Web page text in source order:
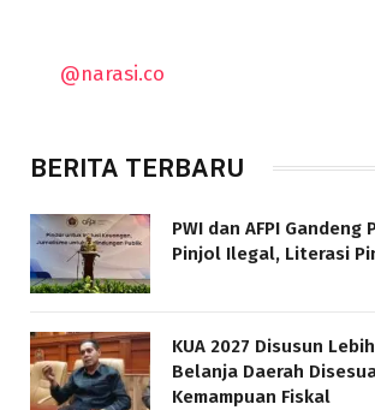
@narasi.co
BERITA TERBARU
PWI dan AFPI Gandeng
Pinjol Ilegal, Literasi
KUA 2027 Disusun
Belanja Daerah
Kemampuan Fiskal